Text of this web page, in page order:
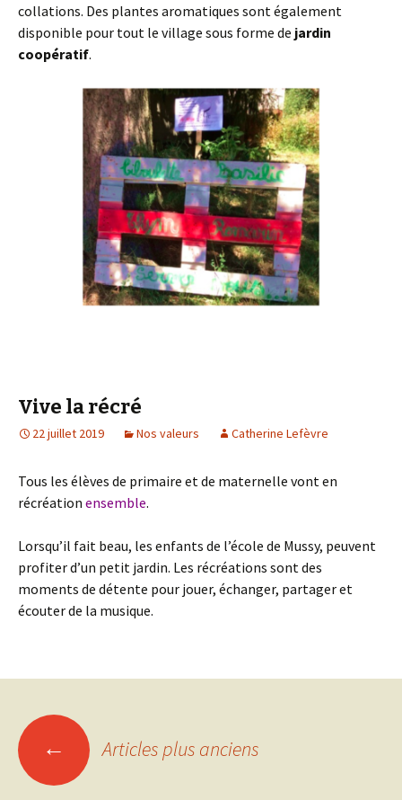
collations. Des plantes aromatiques sont également
disponible pour tout le village sous forme de jardin
coopératif.
Vive la récré
22 juillet 2019 Nos valeurs Catherine Lefèvre
Tous les élèves de primaire et de maternelle vont en
récréation ensemble.
Lorsqu’il fait beau, les enfants de l’école de Mussy, peuvent
profiter d’un petit jardin. Les récréations sont des
moments de détente pour jouer, échanger, partager et
écouter de la musique.
Navigation
← Articles plus anciens